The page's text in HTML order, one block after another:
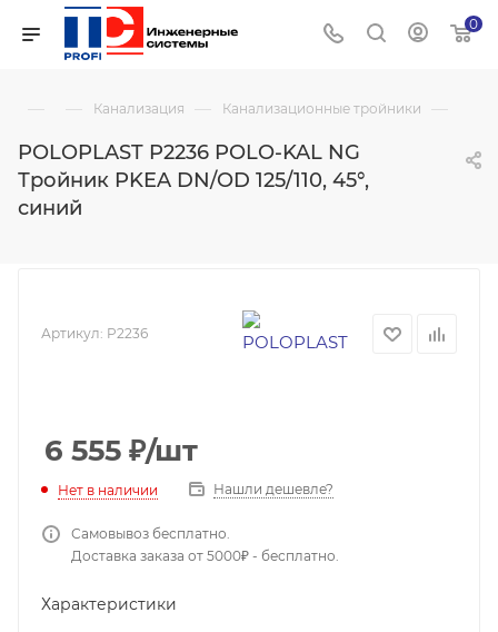
0
— — Канализация — Канализационные тройники —
POLOPLAST P2236 POLO-KAL NG
Тройник PKEA DN/OD 125/110, 45°,
синий
Артикул: P2236
6 555 ₽/шт
Нет в наличии Нашли дешевле?
Самовывоз бесплатно.
Доставка заказа от 5000₽ - бесплатно.
Характеристики